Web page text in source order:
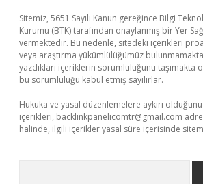
Sitemiz, 5651 Sayılı Kanun gereğince Bilgi
Kurumu (BTK) tarafından onaylanmış bir Yer
vermektedir. Bu nedenle, sitedeki içerikleri
veya araştırma yükümlülüğümüz
yazdıkları içeriklerin sorumluluğunu taşımakta
bu sorumluluğu kabul etmiş sayılırlar.
Hukuka ve yasal düzenlemelere aykırı
içerikleri, backlinkpanelicomtr@gmail.com
halinde, ilgili içerikler yasal süre içerisinde